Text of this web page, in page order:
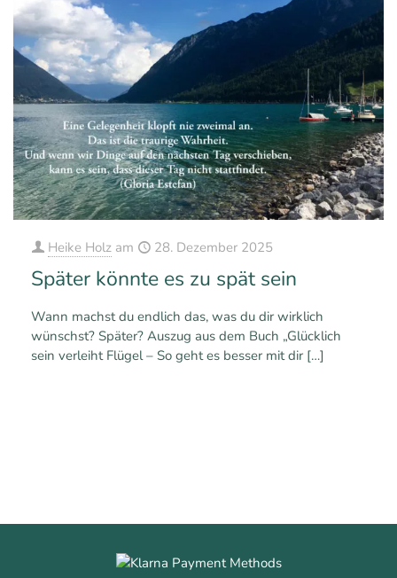
Heike Holz am 28. Dezember 2025
Später könnte es zu spät sein
Wann machst du endlich das, was du dir wirklich
wünschst? Später? Auszug aus dem Buch „Glücklich
sein verleiht Flügel – So geht es besser mit dir […]